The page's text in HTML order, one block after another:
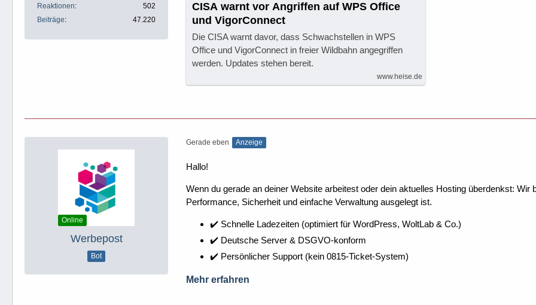
Reaktionen
502
Beiträge
47.220
CISA warnt vor Angriffen auf WPS Office
und VigorConnect
Die CISA warnt davor, dass Schwachstellen in WPS
Office und VigorConnect in freier Wildbahn angegriffen
werden. Updates stehen bereit.
www.heise.de
Online
Werbepost
Bot
Gerade eben Anzeige
Hallo!
Wenn du gerade an deiner Website arbeitest oder dein aktuelles Hosting überdenkst:
Performance, Sicherheit und einfache Verwaltung ausgelegt ist.
✔️ Schnelle Ladezeiten (optimiert für WordPress, WoltLab & Co.)
✔️ Deutsche Server & DSGVO-konform
✔️ Persönlicher Support (kein 0815-Ticket-System)
Mehr erfahren